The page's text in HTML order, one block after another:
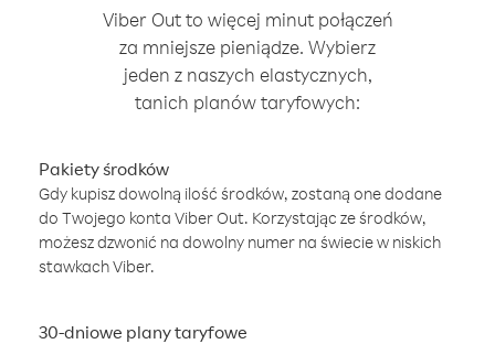
Viber Out to więcej minut połączeń
za mniejsze pieniądze. Wybierz
jeden z naszych elastycznych,
tanich planów taryfowych:
Pakiety środków
Gdy kupisz dowolną ilość środków, zostaną one dodane
do Twojego konta Viber Out. Korzystając ze środków,
możesz dzwonić na dowolny numer na świecie w niskich
stawkach Viber.
30-dniowe plany taryfowe